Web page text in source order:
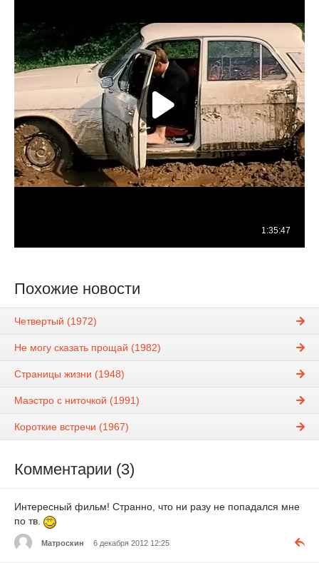
Похожие новости
Четвертый (1972)
Не могу сказать прощай (1982)
Страницы жизни (1948)
Маэстро с ниточкой (1991)
Короткие встречи (1967)
Комментарии (3)
Интересный фильм! Странно, что ни разу не попадался мне
по тв.
Матроскин 6 декабря 2012 12:25